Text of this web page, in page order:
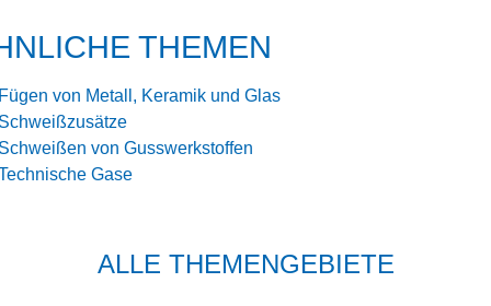
THEMEN
von Metall, Keramik und Glas
von Gusswerkstoffen
Gase
ALLE THEMENGEBIETE